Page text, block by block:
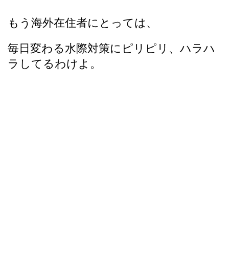
もう海外在住者にとっては、
毎日変わる水際対策にピリピリ、ハラハ
ラしてるわけよ。